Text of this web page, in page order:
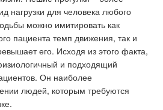
нагрузки для человека любого
можно имитировать как
пациента темп движения, так и
его. Исходя из этого факта,
и подходящий
Он наиболее
людей, которым требуются